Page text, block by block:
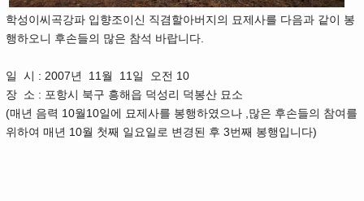
학성이씨곡강파 입향조이신 직겸할아버지의 묘제사를 다음과 같이 봉
행하오니 후손들의 많은 참석 바랍니다.
일 시 : 2007년 11월 11일 오전 10
장 소 : 포항시 북구 흥해읍 덕성리 덕봉산 묘소
(매년 음력 10월10일에 묘제사를 봉행하였으나 ,많은 후손들의 참여를
위하여 매년 10월 첫째 일요일로 변경된 후 3번째 봉행입니다)